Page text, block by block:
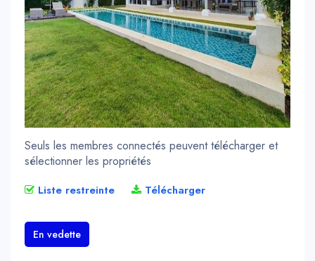
Seuls les membres connectés peuvent télécharger et
sélectionner les propriétés
Liste restreinte Télécharger
En vedette